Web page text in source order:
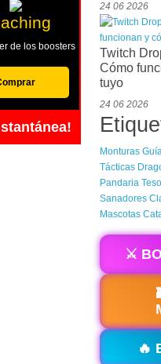
de los boosters
24 06 2026
Twitch
Cómo
tuyo
24 06 2026
Monturas
Tácticas
Pandaria
Sanadores
Mascotas
⚔️
🔥